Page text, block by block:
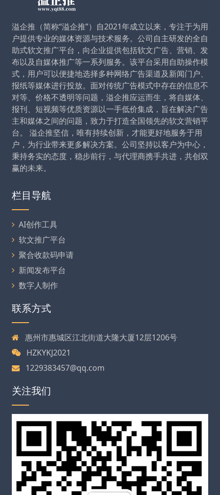
溢企推（简称“溢企推”）自2021年成立以来，专注于为用
户提供专业的媒体资源与技术服务。公司自主研发的全自
助式软文推广平台，向企业提供包括软文广告、营销、发
布以及自媒体推广等一系列服务。该平台采用自助操作模
式，用户可以便捷地选择多种网络广告渠道及新闻门户、
报纸等媒体进行投放。面对传统广告模式中存在的信息不
对等、价格不透明等问题，溢企推应运而生，将自媒体、
报刊、短视频等优质资源以一手低价集成，旨在解决广告
主和媒体之间的问题，致力于打造全国领先的软文营销平
台。 溢企推坚信，唯有持续创新，才能更好地服务于用
户，为行业带来更多解决方案。公司坚持以客户为中心，
秉持务实的态度，稳步前行，与代理商携手共进，共创双
赢的未来。
栏目导航
AI创作工具
软文推广平台
聚合收款码申请
新闻发布平台
数字人制作
联系方式
惠州市惠城区江北街道大隆大厦12层1206号
HZKYKJ2021
1229383457@qq.com
关注我们